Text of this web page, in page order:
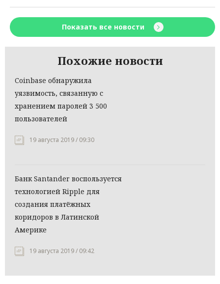
Показать все новости
Похожие новости
Coinbase обнаружила
уязвимость, связанную с
хранением паролей 3 500
пользователей
19 августа 2019 / 09:30
Банк Santander воспользуется
технологией Ripple для
создания платёжных
коридоров в Латинской
Америке
19 августа 2019 / 09:42